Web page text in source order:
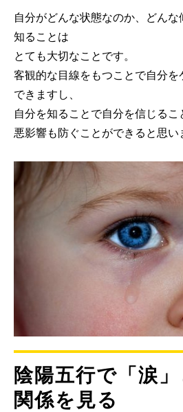
自分がどんな状態なのか、どん
知ることは
とても大切なことです。
客観的な目線をもつことで自分
できますし、
自分を知ることで自分を信じる
悪影響も防ぐことができると思い
陰陽五行で「涙
関係を見る